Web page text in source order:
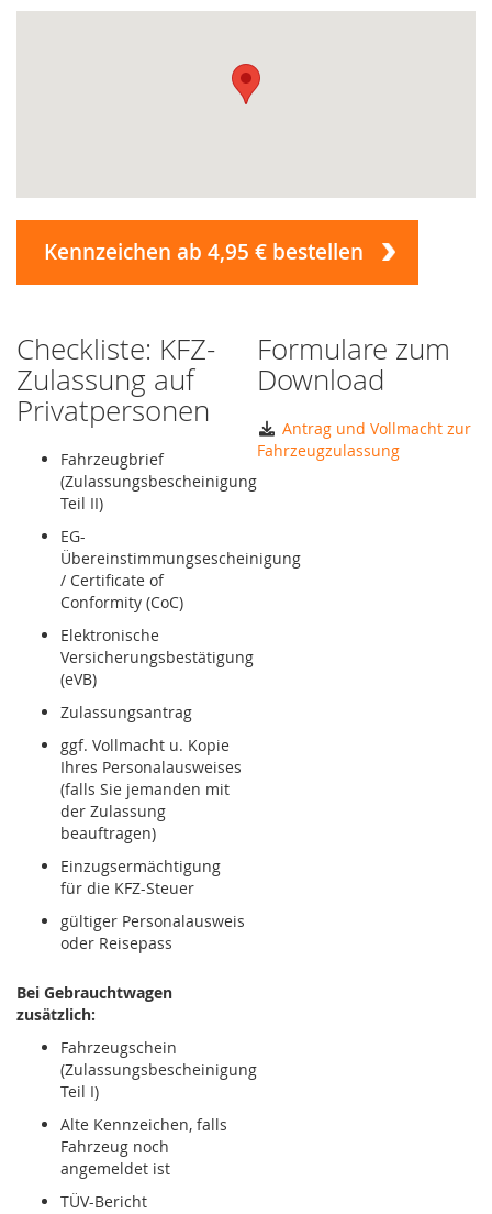
Kennzeichen ab 4,95 € bestellen
Checkliste: KFZ-
Zulassung auf
Privatpersonen
Fahrzeugbrief
(Zulassungsbescheinigung
Teil II)
EG-
Übereinstimmungsescheinigung
/ Certificate of
Conformity (CoC)
Elektronische
Versicherungsbestätigung
(eVB)
Zulassungsantrag
ggf. Vollmacht u. Kopie
Ihres Personalausweises
(falls Sie jemanden mit
der Zulassung
beauftragen)
Einzugsermächtigung
für die KFZ-Steuer
gültiger Personalausweis
oder Reisepass
Bei Gebrauchtwagen
zusätzlich:
Fahrzeugschein
(Zulassungsbescheinigung
Teil I)
Alte Kennzeichen, falls
Fahrzeug noch
angemeldet ist
TÜV-Bericht
Formulare zum
Download
Antrag und Vollmacht zur
Fahrzeugzulassung